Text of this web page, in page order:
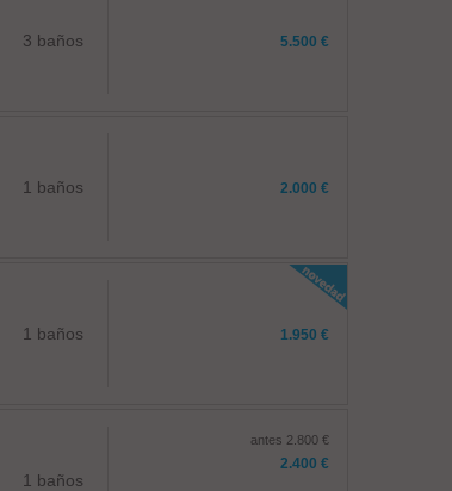
3 baños 5.500 €
1 baños 2.000 €
1 baños 1.950 €
1 baños
antes 2.800 €
2.400 €